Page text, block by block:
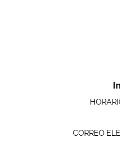
CORREO